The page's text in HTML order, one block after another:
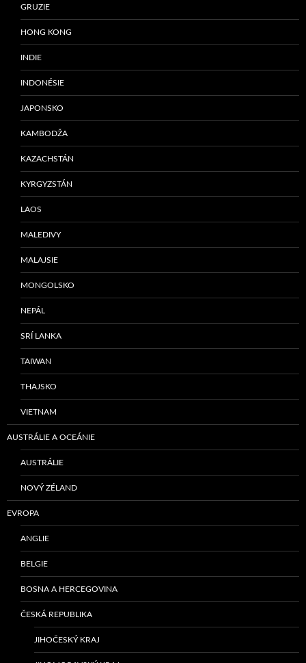
GRUZIE
HONG KONG
INDIE
INDONÉSIE
JAPONSKO
KAMBODŽA
KAZACHSTÁN
KYRGYZSTÁN
LAOS
MALEDIVY
MALAJSIE
MONGOLSKO
NEPÁL
SRÍ LANKA
TAIWAN
THAJSKO
VIETNAM
AUSTRÁLIE A OCEÁNIE
AUSTRÁLIE
NOVÝ ZÉLAND
EVROPA
ANGLIE
BELGIE
BOSNA A HERCEGOVINA
ČESKÁ REPUBLIKA
JIHOČESKÝ KRAJ